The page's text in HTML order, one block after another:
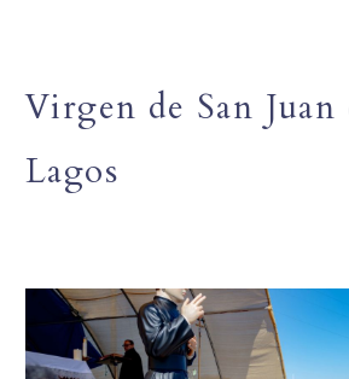
Virgen de San Juan
Lagos